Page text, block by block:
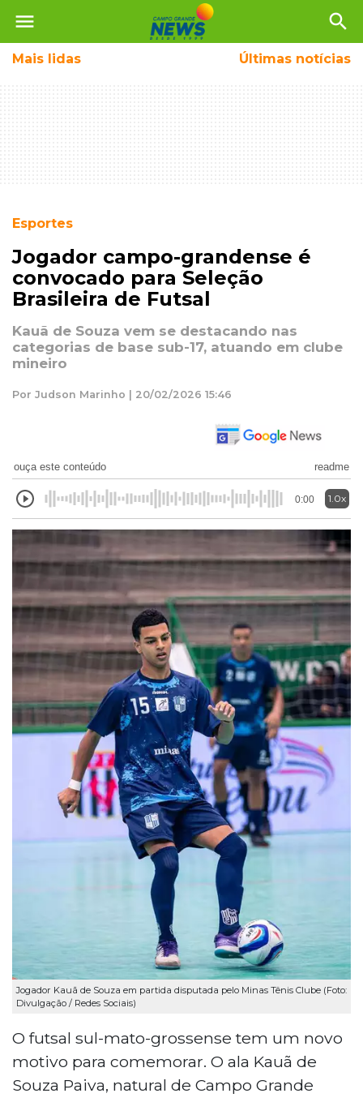
menu search
Mais lidas Últimas notícias
Esportes
Jogador campo-grandense é
convocado para Seleção
Brasileira de Futsal
Kauã de Souza vem se destacando nas
categorias de base sub-17, atuando em clube
mineiro
Por Judson Marinho | 20/02/2026 15:46
ouça este conteúdo readme
0:00 1.0x
Jogador Kauã de Souza em partida disputada pelo Minas Tênis Clube (Foto:
Divulgação / Redes Sociais)
O futsal sul-mato-grossense tem um novo
motivo para comemorar. O ala Kauã de
Souza Paiva, natural de Campo Grande